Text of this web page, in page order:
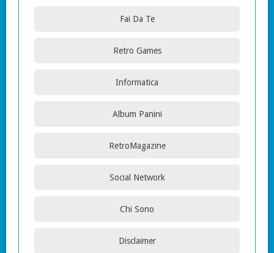
Fai Da Te
Retro Games
Informatica
Album Panini
RetroMagazine
Social Network
Chi Sono
Disclaimer